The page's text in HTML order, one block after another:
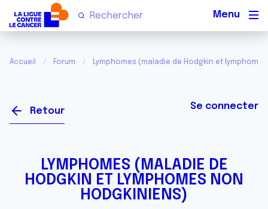
Accueil Forum Lymphomes (maladie de Hodgkin et
Retour Se connecter
LYMPHOMES (MALADIE DE
HODGKIN ET LYMPHOMES NON
HODGKINIENS)